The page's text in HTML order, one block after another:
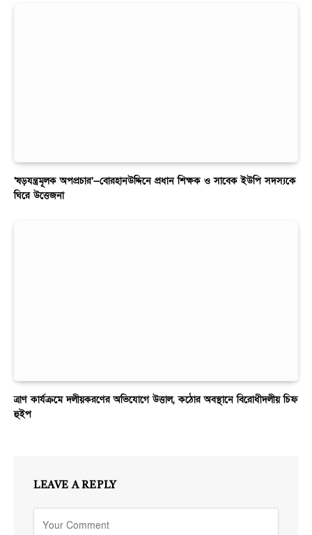
‘ষড়যন্ত্রমূলক অপপ্রচার’—বোরহানউদ্দিনে প্রধান শিক্ষক ও সাবেক ইউপি সদস্যকে
ঘিরে উত্তেজনা
ত্রাণ কার্যক্রমে দলীয়করণের অভিযোগে উত্তাল, কঠোর অবস্থানে বিরোধীদলীয় চিফ
হুইপ
LEAVE A REPLY